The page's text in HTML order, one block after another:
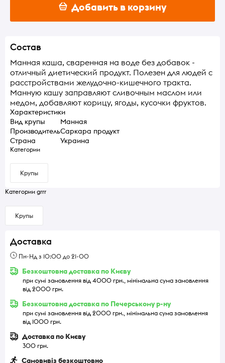
Добавить в корзину
Состав
Манная каша, сваренная на воде без добавок -
отличный диетический продукт. Полезен для людей с
расстройствами желудочно-кишечного тракта.
Манную кашу заправляют сливочным маслом или
медом, добавляют корицу, ягоды, кусочки фруктов.
Характеристики
Вид крупы
Манная
ПроизводительСаркара продукт
Страна
Украина
Категории
Крупы
Категории grrr
Крупы
Доставка
Пн-Нд з 10:00 до 21-00
Безкоштовна доставка по Києву
при сумі замовлення від 4000 грн., мінімальна сума замовлення
від 2000 грн.
Безкоштовна доставка по Печерському р-ну
при сумі замовлення від 2000 грн., мінімальна сума замовлення
від 1000 грн.
Доставка по Києву
300 грн.
Самовивіз безкоштовно